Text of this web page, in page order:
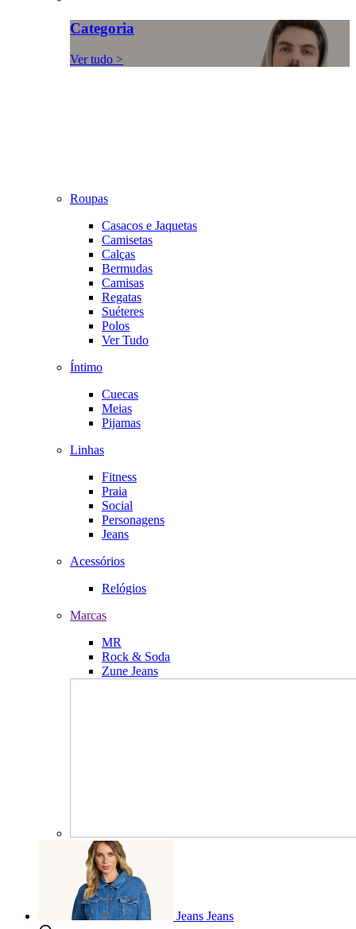
Categoria
Ver tudo >
Roupas
Casacos e Jaquetas
Camisetas
Calças
Bermudas
Camisas
Regatas
Suéteres
Polos
Ver Tudo
Íntimo
Cuecas
Meias
Pijamas
Linhas
Fitness
Praia
Social
Personagens
Jeans
Acessórios
Relógios
Marcas
MR
Rock & Soda
Zune Jeans
Jeans Jeans